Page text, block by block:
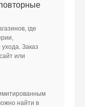
где
Заказ
или
найти в